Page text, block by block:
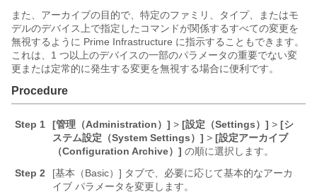
また、アーカイブの目的で、特定のファミリ、タイプ、またはモ
デルのデバイス上で指定したコマンドが関係するすべての変更を
無視するように Prime Infrastructure に指示することもできます。
これは、1 つ以上のデバイスの一部のパラメータの重要でない変
更または定常的に発生する変更を無視する場合に便利です。
Procedure
Step 1 [管理（Administration）] > [設定（Settings）] > [シ
ステム設定（System Settings）] > [設定アーカイブ
（Configuration Archive）] の順に選択します。
Step 2
[基本（Basic）] タブで、必要に応じて基本的なアーカ
イブ パラメータを変更します。